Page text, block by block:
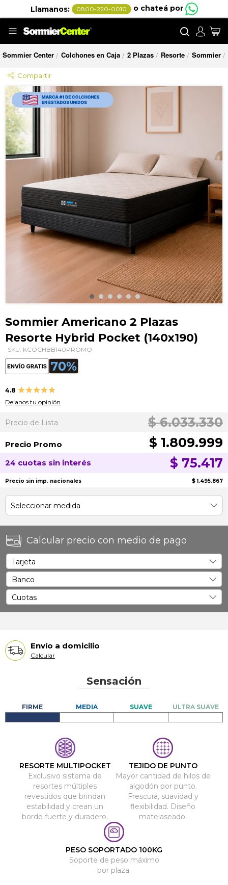
Llamanos: 0800-220-0010 o chateá por
Buscar
Sommier Center / Colchones en Caja / 2 Plazas / Resorte / Sommier /
Compartir
Saltar
al
final
de
la
galería
de
imágenes
al
comienzo
de
la
galería
de
Sommier Americano 2 Plazas
Resorte Hybrid Pocket (140x190)
SKU: KCOCHBB140PROMO
4.8 Valoración:
95
% of100
Dejanos tu opinión
Precio de Lista $ 6.033.330
Precio Promo $ 1.809.999
24 cuotas sin interés $ 75.417
Precio sin imp. nacionales $ 1.495.867
Calcular precio con medio de pago
Envío a domicilio
Calcular
Sensación
RESORTE MULTIPOCKET
Exclusivo sistema de
resortes múltiples
revestidos que brindan
estabilidad y crean un
borde fuerte y duradero.
TEJIDO DE PUNTO
Mayor cantidad de hilos de
algodón por punto.
Frescura, suavidad y
flexibilidad. Diseño
matelaseado.
PESO SOPORTADO 100KG
Soporte de peso máximo
por plaza.